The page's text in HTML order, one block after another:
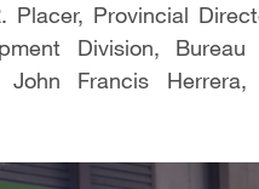
Placer, Provincial
Division,
Francis